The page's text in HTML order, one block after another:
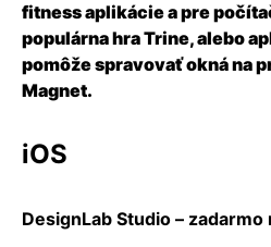
fitness aplikácie a pre
populárna hra Trine, alebo
pomôže spravovať okná na
Magnet.
iOS
DesignLab Studio –